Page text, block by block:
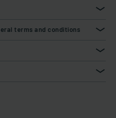
terms and conditions